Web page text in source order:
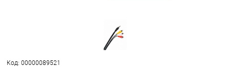
Код: 00000089521